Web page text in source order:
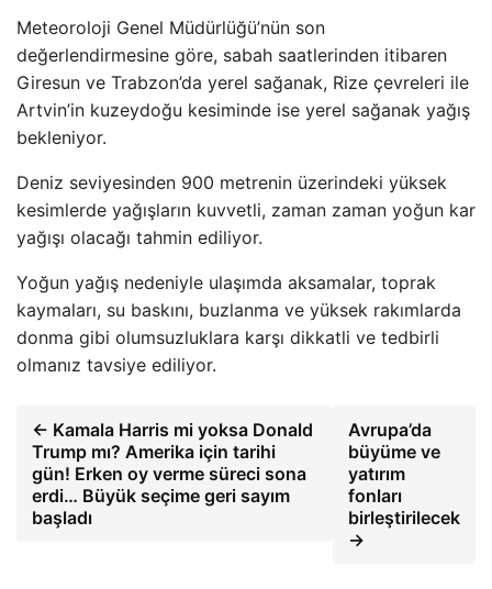
Meteoroloji Genel Müdürlüğü’nün son
değerlendirmesine göre, sabah saatlerinden itibaren
Giresun ve Trabzon’da yerel sağanak, Rize çevreleri ile
Artvin’in kuzeydoğu kesiminde ise yerel sağanak yağış
bekleniyor.
Deniz seviyesinden 900 metrenin üzerindeki yüksek
kesimlerde yağışların kuvvetli, zaman zaman yoğun kar
yağışı olacağı tahmin ediliyor.
Yoğun yağış nedeniyle ulaşımda aksamalar, toprak
kaymaları, su baskını, buzlanma ve yüksek rakımlarda
donma gibi olumsuzluklara karşı dikkatli ve tedbirli
olmanız tavsiye ediliyor.
← Kamala Harris mi yoksa Donald
Trump mı? Amerika için tarihi
gün! Erken oy verme süreci sona
erdi… Büyük seçime geri sayım
başladı
Avrupa’da
büyüme ve
yatırım
fonları
birleştirilecek
→